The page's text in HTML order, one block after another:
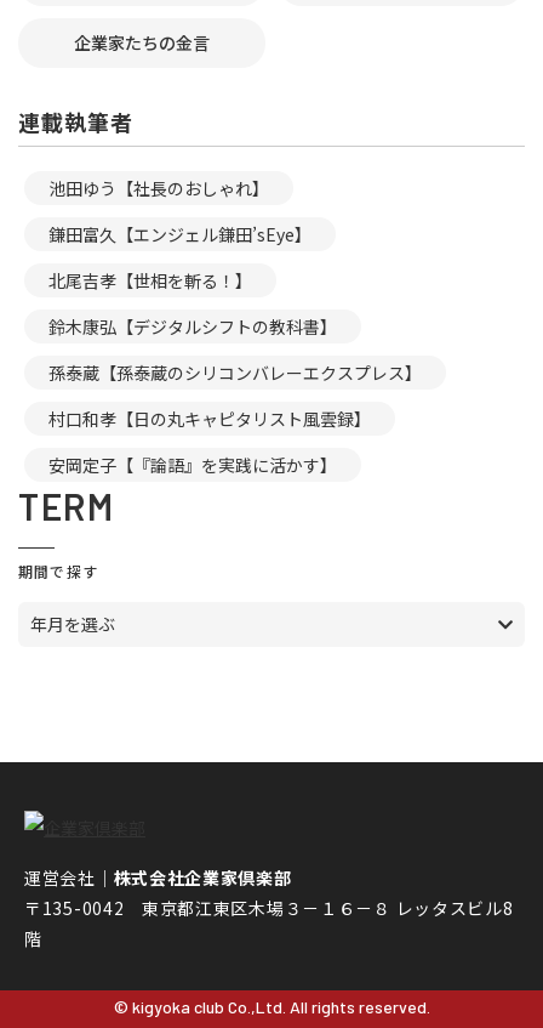
企業家たちの金言
連載執筆者
池田ゆう【社長のおしゃれ】
鎌田富久【エンジェル鎌田’sEye】
北尾吉孝【世相を斬る！】
鈴木康弘【デジタルシフトの教科書】
孫泰蔵【孫泰蔵のシリコンバレーエクスプレス】
村口和孝【日の丸キャピタリスト風雲録】
安岡定子【『論語』を実践に活かす】
TERM
期間で探す
年月を選ぶ
運営会社｜ 株式会社企業家倶楽部
〒135-0042 東京都江東区木場３－１６－８ レッタスビル8
階
© kigyoka club Co.,Ltd. All rights reserved.